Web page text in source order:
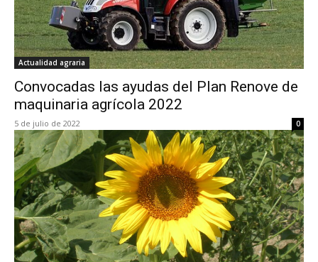
Actualidad agraria
Convocadas las ayudas del Plan Renove de
maquinaria agrícola 2022
5 de julio de 2022 0